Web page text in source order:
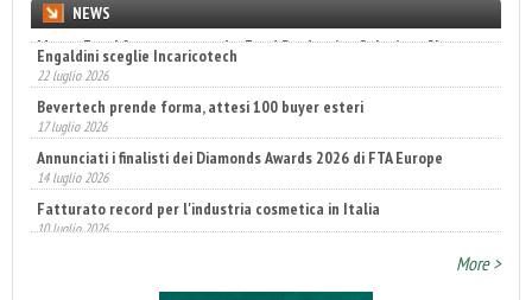
NEWS
Engaldini sceglie Incaricotech
22 luglio 2026
Bevertech prende forma, attesi 100 buyer esteri
17 luglio 2026
Annunciati i finalisti dei Diamonds Awards 2026 di FTA Europe
14 luglio 2026
Fatturato record per l'industria cosmetica in Italia
10 luglio 2026
More >